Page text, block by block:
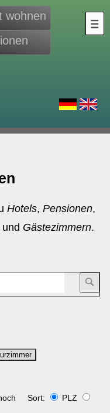
wohnen
Hotels,Pensionen,
und Gästezimmern.
Sort:
PLZ